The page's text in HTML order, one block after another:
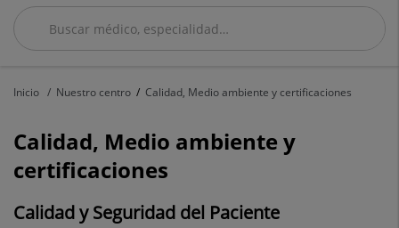
Buscar
Buscar
una una
ventana
Inicio Nuestro centro Calidad, Medio ambiente y certificaciones
Calidad, Medio ambiente y
certificaciones
Calidad y Seguridad del Paciente